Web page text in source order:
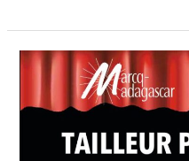
Régalez-
avec